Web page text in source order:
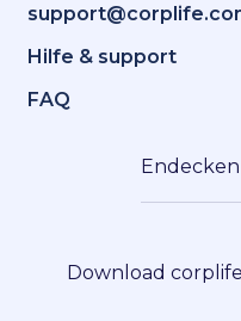
Hilfe & support
FAQ
Download